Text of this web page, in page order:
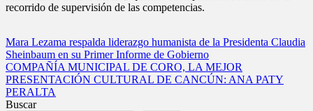
recorrido de supervisión de las competencias.
Navegación
de
entradas
Mara Lezama respalda liderazgo humanista de la Presidenta Claudia
Sheinbaum en su Primer Informe de Gobierno
COMPAÑÍA MUNICIPAL DE CORO, LA MEJOR
PRESENTACIÓN CULTURAL DE CANCÚN: ANA PATY
PERALTA
Buscar